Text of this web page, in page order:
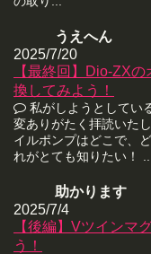
うえへん
2025/7/20
【最終回】Dio-ZX
換してみよう！
私がしようとしてい
変ありがたく拝読いた
イルポンプはどこで、
れがとても知りたい！ ...
助かります
2025/7/4
【後編】Vツインマ
う！